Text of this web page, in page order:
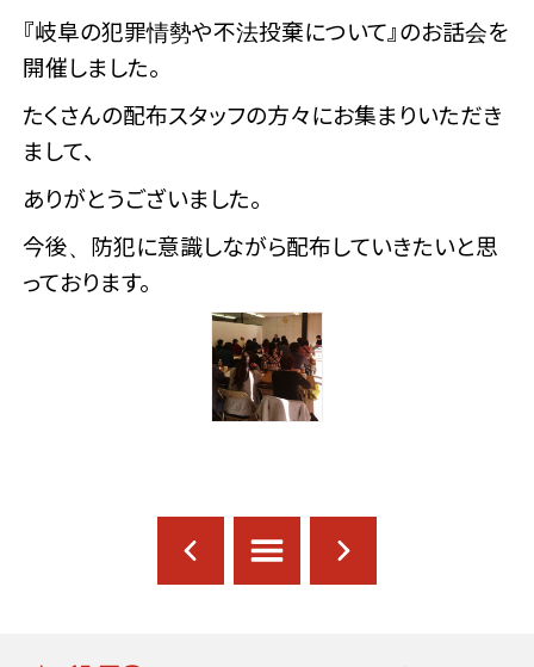
『岐阜の犯罪情勢や不法投棄について』のお話会を
開催しました。
たくさんの配布スタッフの方々にお集まりいただき
まして、
ありがとうございました。
今後、防犯に意識しながら配布していきたいと思
っております。